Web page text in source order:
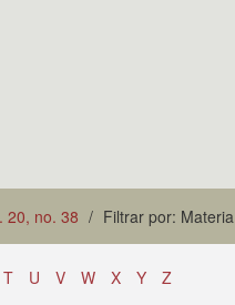
20, no. 38 Filtrar por: Materia
T U V W X Y Z